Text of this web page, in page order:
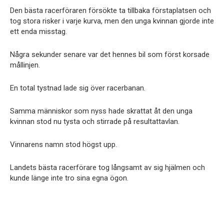
Den bästa racerföraren försökte ta tillbaka förstaplatsen och
tog stora risker i varje kurva, men den unga kvinnan gjorde inte
ett enda misstag.
Några sekunder senare var det hennes bil som först korsade
mållinjen.
En total tystnad lade sig över racerbanan.
Samma människor som nyss hade skrattat åt den unga
kvinnan stod nu tysta och stirrade på resultattavlan.
Vinnarens namn stod högst upp.
Landets bästa racerförare tog långsamt av sig hjälmen och
kunde länge inte tro sina egna ögon.